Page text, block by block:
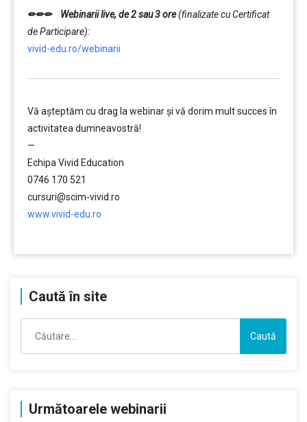
✏✏✏ Webinarii live, de 2 sau 3 ore(finalizate cu Certificat
de Participare):
vivid-edu.ro/webinarii
Vă aşteptăm cu drag la webinar şi vă dorim mult succes în
activitatea dumneavostră!
—
Echipa Vivid Education
0746 170 521
cursuri@scim-vivid.ro
www.vivid-edu.ro
Caută în site
după:
Următoarele webinarii